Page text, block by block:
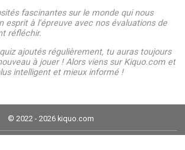
fascinantes sur le monde qui nous
esprit à l'épreuve avec nos évaluations de
réfléchir.
ajoutés régulièrement, tu auras toujours
à jouer ! Alors viens sur Kiquo.com et
intelligent et mieux informé !
© 2022 - 2026 kiquo.com